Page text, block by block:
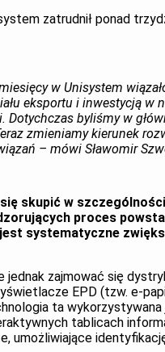
zatrudnił ponad
w Unisystem
eksportu i inwestycją w
Dotychczas byliśmy w
zmieniamy kierunek
– mówi Sławomir
skupić w
proces
systematyczne
jednak zajmować się
EPD (tzw. e-
ta wykorzystywana
tablicach
umożliwiające